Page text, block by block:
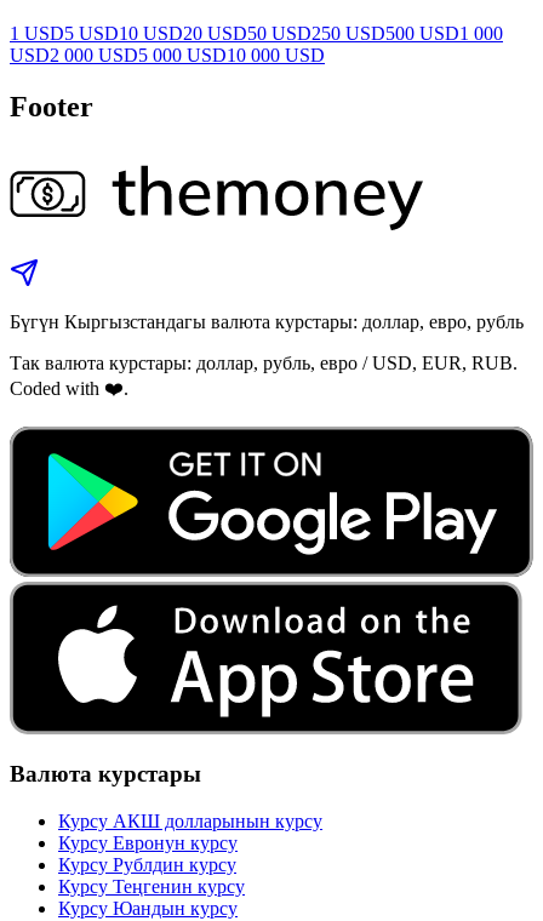
1 USD5 USD10 USD20 USD50 USD250 USD500 USD1 000
USD2 000 USD5 000 USD10 000 USD
Footer
Бүгүн Кыргызстандагы валюта курстары: доллар, евро, рубль
Так валюта курстары: доллар, рубль, евро / USD, EUR, RUB.
Coded with ❤️.
Валюта курстары
Курсу АКШ долларынын курсу
Курсу Евронун курсу
Курсу Рублдин курсу
Курсу Теңгенин курсу
Курсу Юандын курсу